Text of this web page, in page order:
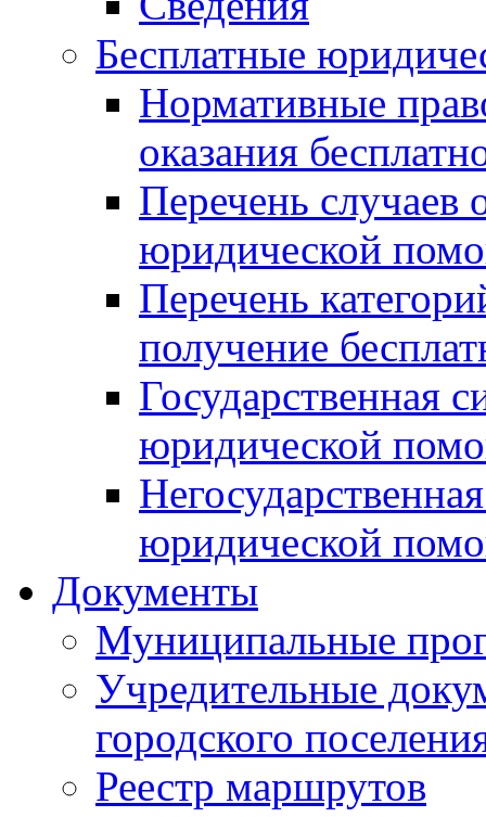
Бесплатные
Нормативные
оказания
Перечень случаев
юридической
Перечень
получение
Государственная
юридической
юридической
Документы
Муниципальные
Учредительные
городского
Реестр маршрутов